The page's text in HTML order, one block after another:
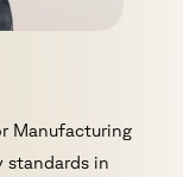
Manufacturing
standards in